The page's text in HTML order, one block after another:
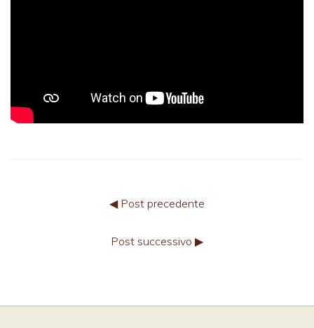
◀ Post precedente
Post successivo ▶